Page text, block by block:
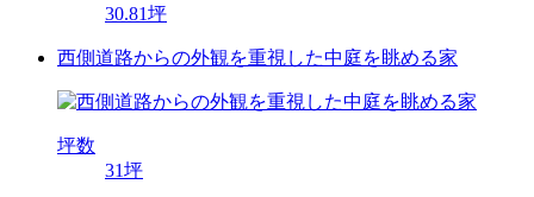
30.81坪
西側道路からの外観を重視した中庭を眺める家
坪数
31坪